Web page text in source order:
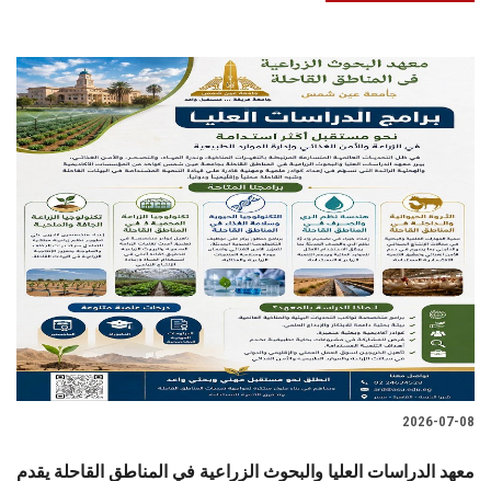
2026-07-08
معهد الدراسات العليا والبحوث الزراعية في المناطق القاحلة يقدم